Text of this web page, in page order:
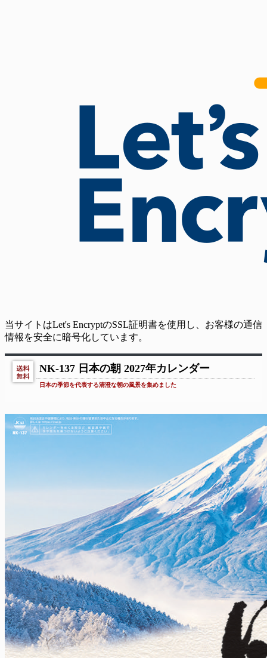
当サイトはLet's EncryptのSSL証明書を使用し、お客様の通信
情報を安全に暗号化しています。
NK-137 日本の朝 2027年カレンダー
日本の季節を代表する清澄な朝の風景を集めました